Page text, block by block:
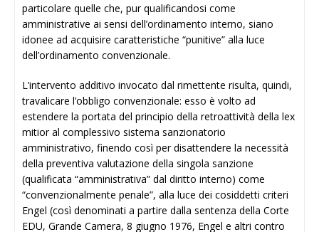
particolare quelle che, pur qualificandosi come
amministrative ai sensi dell’ordinamento interno, siano
idonee ad acquisire caratteristiche “punitive” alla luce
dell’ordinamento convenzionale.
L’intervento additivo invocato dal rimettente risulta, quindi,
travalicare l’obbligo convenzionale: esso è volto ad
estendere la portata del principio della retroattività della lex
mitior al complessivo sistema sanzionatorio
amministrativo, finendo così per disattendere la necessità
della preventiva valutazione della singola sanzione
(qualificata “amministrativa” dal diritto interno) come
“convenzionalmente penale”, alla luce dei cosiddetti criteri
Engel (così denominati a partire dalla sentenza della Corte
EDU, Grande Camera, 8 giugno 1976, Engel e altri contro